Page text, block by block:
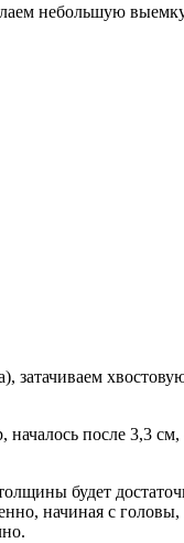
небольшую
затачиваем
после 3,3
будет
начиная с